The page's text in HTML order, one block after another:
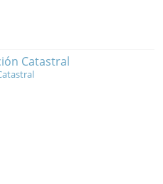
Catastral